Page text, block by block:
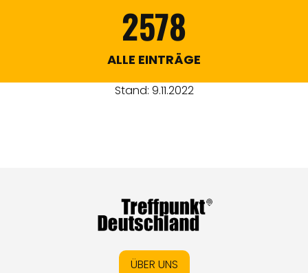
2578
ALLE EINTRÄGE
Stand: 9.11.2022
ÜBER UNS